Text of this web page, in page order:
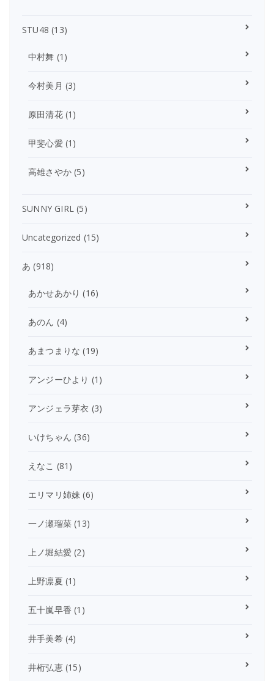
STU48 (13)
中村舞 (1)
今村美月 (3)
原田清花(1)
甲斐心愛 (1)
高雄さやか (5)
SUNNY GIRL (5)
Uncategorized (15)
あ (918)
あかせあかり (16)
あのん (4)
あまつまりな (19)
アンジーひより (1)
アンジェラ芽衣 (3)
いけちゃん (36)
えなこ (81)
エリマリ姉妹 (6)
一ノ瀬瑠菜 (13)
上ノ堀結愛 (2)
上野凛夏 (1)
五十嵐早香 (1)
井手美希(4)
井桁弘恵(15)